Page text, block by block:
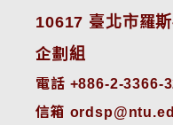
10617 臺北市羅
企劃組
電話 +886-2-3366-
信箱